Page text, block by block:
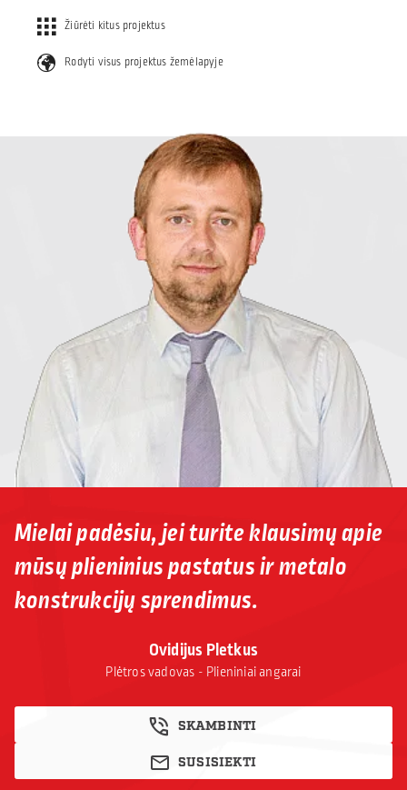
Žiūrėti kitus projektus
Rodyti visus projektus žemėlapyje
Ovidijus Pletkus
Plėtros vadovas - Plieniniai angarai
SKAMBINTI
SUSISIEKTI
Mielai padėsiu, jei turite klausimų apie
mūsų plieninius pastatus ir metalo
konstrukcijų sprendimus.